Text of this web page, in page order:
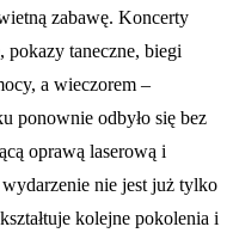
zabawę. Koncerty
taneczne, biegi
a wieczorem –
ponownie odbyło się bez
oprawą laserową i
nie jest już tylko
kolejne pokolenia i